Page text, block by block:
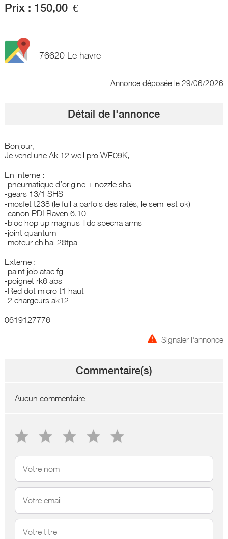
Prix : 150,00 €
76620 Le havre
Annonce déposée le 29/06/2026
Détail de l'annonce
Bonjour,
Je vend une Ak 12 well pro WE09K,
En interne :
-pneumatique d’origine + nozzle shs
-gears 13/1 SHS
-mosfet t238 (le full a parfois des ratés, le semi est ok)
-canon PDI Raven 6.10
-bloc hop up magnus Tdc specna arms
-joint quantum
-moteur chihai 28tpa
Externe :
-paint job atac fg
-poignet rk6 abs
-Red dot micro t1 haut
-2 chargeurs ak12
0619127776
Signaler l'annonce
Commentaire(s)
Aucun commentaire